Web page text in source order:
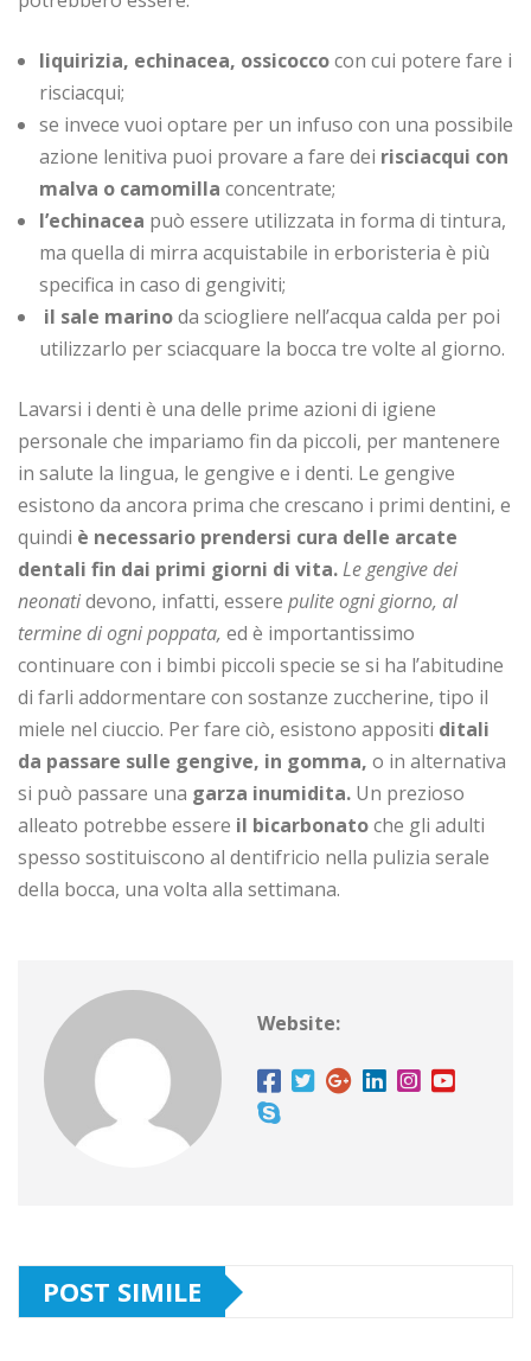
liquirizia, echinacea, ossicoccocon cui potere fare i
risciacqui;
se invece vuoi optare per un infuso con una possibile
azione lenitiva puoi provare a fare dei risciacqui con
malva o camomilla concentrate;
l’echinacea può essere utilizzata in forma di tintura,
ma quella di mirra acquistabile in erboristeria è più
specifica in caso di gengiviti;
il sale marinoda sciogliere nell’acqua calda per poi
utilizzarlo per sciacquare la bocca tre volte al giorno.
Lavarsi i denti è una delle prime azioni di igiene
personale che impariamo fin da piccoli, per mantenere
in salute la lingua, le gengive e i denti. Le gengive
esistono da ancora prima che crescano i primi dentini, e
quindi è necessario prendersi cura delle arcate
dentali fin dai primi giorni di vita.Le gengive dei
neonatidevono, infatti, essere pulite ogni giorno, al
termine di ogni poppata, ed è importantissimo
continuare con i bimbi piccoli specie se si ha l’abitudine
di farli addormentare con sostanze zuccherine, tipo il
miele nel ciuccio. Per fare ciò, esistono appositi ditali
da passare sulle gengive, in gomma, o in alternativa
si può passare una garza inumidita. Un prezioso
alleato potrebbe essere il bicarbonatoche gli adulti
spesso sostituiscono al dentifricio nella pulizia serale
della bocca, una volta alla settimana.
Website:
POST SIMILE